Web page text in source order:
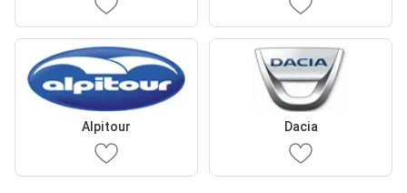
Alpitour Dacia